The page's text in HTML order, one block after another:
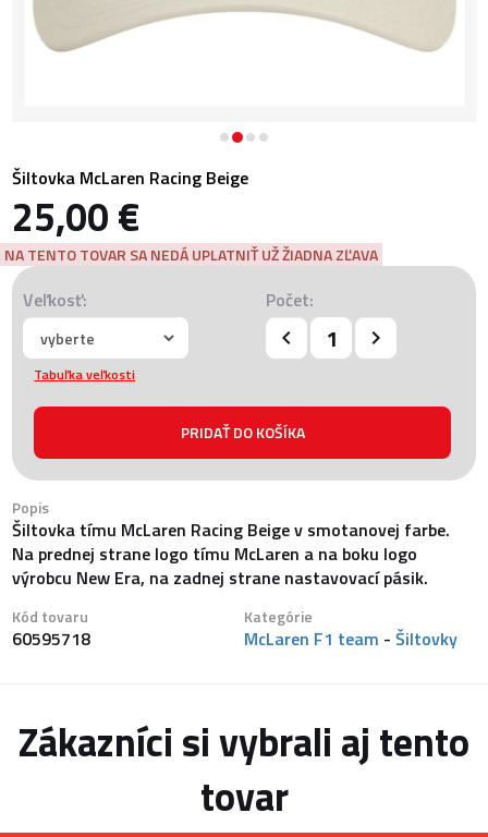
Šiltovka McLaren Racing Beige
25,00 €
NA TENTO TOVAR SA NEDÁ UPLATNIŤ UŽ ŽIADNA ZĽAVA
Veľkosť: Počet:
Tabuľka veľkosti
Popis
Šiltovka tímu McLaren Racing Beige v smotanovej farbe.
Na prednej strane logo tímu McLaren a na boku logo
výrobcu New Era, na zadnej strane nastavovací pásik.
Kód tovaru
60595718
Kategórie
McLaren F1 team - Šiltovky
Zákazníci si vybrali aj tento
tovar